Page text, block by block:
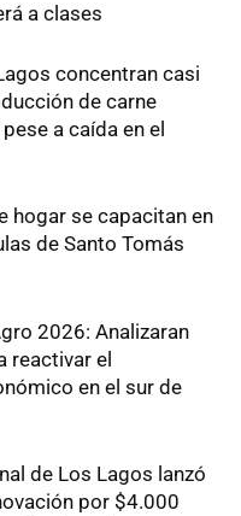
a clases
concentran casi
de carne
a caída en el
hogar se capacitan en
de Santo Tomás
2026: Analizaran
reactivar el
en el sur de
de Los Lagos lanzó
por $4.000